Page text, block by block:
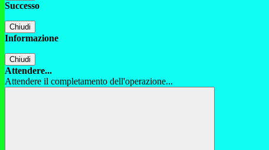
Successo
Chiudi
Informazione
Chiudi
Attendere...
Attendere il completamento dell'operazione...